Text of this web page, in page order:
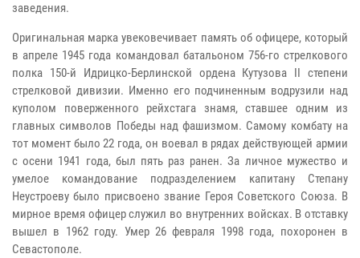
заведения.
Оригинальная марка увековечивает память об офицере, который
в апреле 1945 года командовал батальоном 756-го стрелкового
полка 150-й Идрицко-Берлинской ордена Кутузова II степени
стрелковой дивизии. Именно его подчиненным водрузили над
куполом поверженного рейхстага знамя, ставшее одним из
главных символов Победы над фашизмом. Самому комбату на
тот момент было 22 года, он воевал в рядах действующей армии
с осени 1941 года, был пять раз ранен. За личное мужество и
умелое командование подразделением капитану Степану
Неустроеву было присвоено звание Героя Советского Союза. В
мирное время офицер служил во внутренних войсках. В отставку
вышел в 1962 году. Умер 26 февраля 1998 года, похоронен в
Севастополе.